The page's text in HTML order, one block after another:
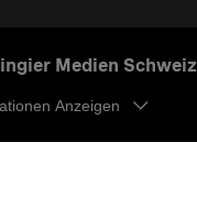
Medien Schweiz
Anzeigen